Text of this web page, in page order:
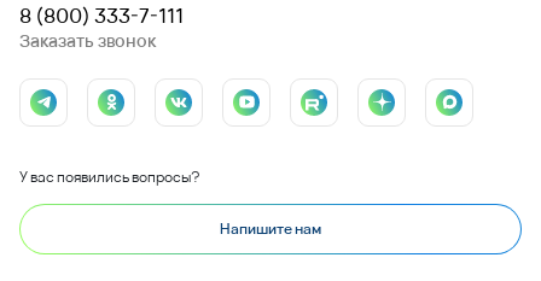
8 (800) 333-7-111
Заказать звонок
У вас появились вопросы?
Напишите нам